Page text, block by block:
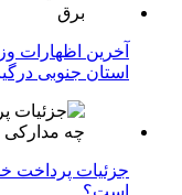
استان جنوبی
جزئیات پرداخت